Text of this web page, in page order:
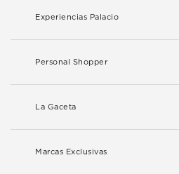
Experiencias Palacio
Personal Shopper
La Gaceta
Marcas Exclusivas